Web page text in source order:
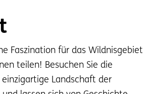
Faszination für das Wildnisgebiet
teilen! Besuchen Sie die
Landschaft der